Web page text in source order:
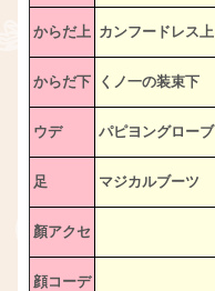
からだ上 カンフードレス上
からだ下 くノ一の装束下
ウデ パピヨングローブ
足 マジカルブーツ
顏アクセ
顔コーデ